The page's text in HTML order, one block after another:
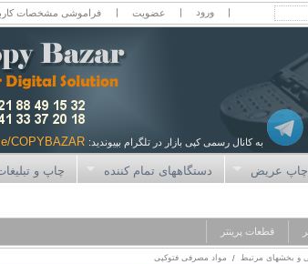
|
| عضویت | فراموشی مشخصات
به کانال رسمی کپی بازار در تلگرام بپیوندید: COPYBAZAR
چاپ عریض دستگاههای تمام کننده چاپ و
قطعات پرینتر
و بخشهای مرتبط / مواد مصرفی فتوکپی